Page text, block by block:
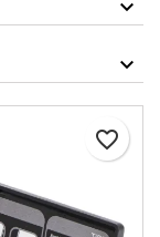
favorite_border